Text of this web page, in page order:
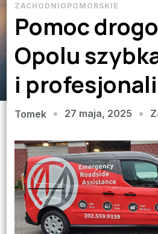
ZACHODNIOPOMORSKIE
Pomoc
Opolu
i
Tomek 27 maja, 2025